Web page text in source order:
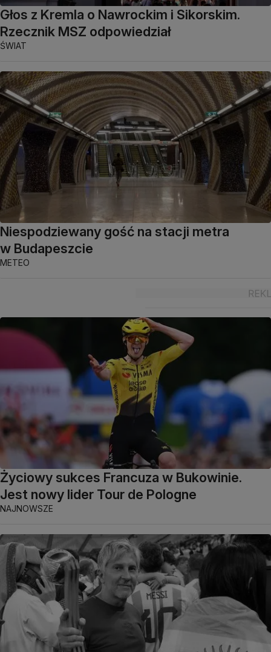
Głos z Kremla o Nawrockim i Sikorskim.
Rzecznik MSZ odpowiedział
ŚWIAT
Niespodziewany gość na stacji metra
w Budapeszcie
METEO
Życiowy sukces Francuza w Bukowinie.
Jest nowy lider Tour de Pologne
NAJNOWSZE